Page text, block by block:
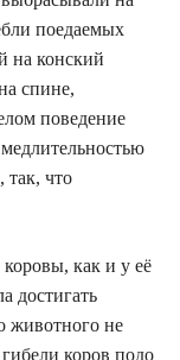
поедаемых
на конский
спине,
поведение
так, что
как и у её
достигать
животного не
коров подо